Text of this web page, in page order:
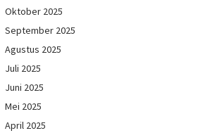
Oktober 2025
September 2025
Agustus 2025
Juli 2025
Juni 2025
Mei 2025
April 2025